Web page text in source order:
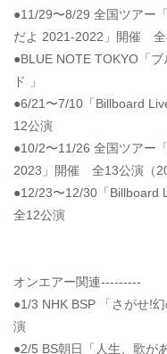
●11/29〜8/29 全国ツアー
だよ 2021-2022」開催 全
●BLUE NOTE TOKYO「
ド 」
●6/21〜7/10「Billboard
12公演
●10/2〜11/26 全国ツアー
2023」開催 全13公演（
●12/23〜12/30「Billboard
全12公演
オンエアー関連---------
●1/3 NHK BSP 「さがせ!
演
●2/5 BS朝日「人生、歌が